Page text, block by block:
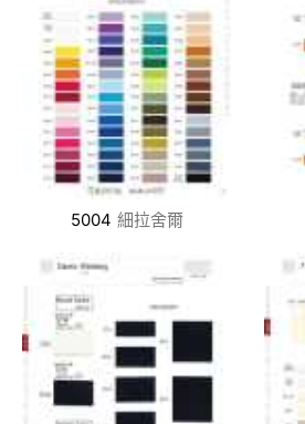
5004 細拉舍爾